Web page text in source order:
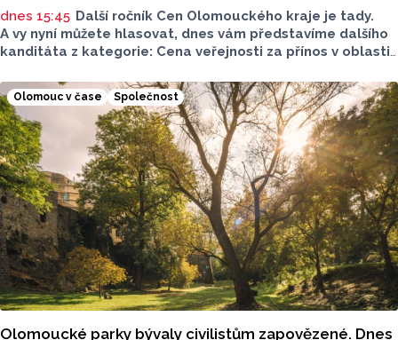
dnes 15:45 Další ročník Cen Olomouckého kraje je tady.
A vy nyní můžete hlasovat, dnes vám představíme dalšího
kanditáta z kategorie: Cena veřejnosti za přínos v oblasti
v kategorii: Významný počin v ochraně životního prostředí -
právnická osoba.
Olomouc v čase Společnost
Olomoucké parky bývaly civilistům zapovězené. Dnes